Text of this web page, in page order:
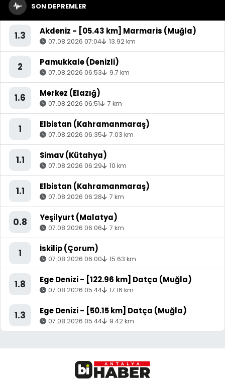
SON DEPREMLER
1.3 Akdeniz - [05.43 km] Marmaris (Muğla)
07.08.2026 07:04 13.92 km
2 Pamukkale (Denizli)
07.08.2026 06:53 9.7 km
1.6 Merkez (Elazığ)
07.08.2026 06:51 7 km
1 Elbistan (Kahramanmaraş)
07.08.2026 06:35 7.03 km
1.1 Simav (Kütahya)
07.08.2026 06:29 10 km
1.1 Elbistan (Kahramanmaraş)
07.08.2026 06:28 7 km
0.8 Yeşilyurt (Malatya)
07.08.2026 06:06 7 km
1 İskilip (Çorum)
07.08.2026 06:00 15.63 km
1.8 Ege Denizi - [122.96 km] Datça (Muğla)
07.08.2026 05:44 17.16 km
1.3 Ege Denizi - [50.15 km] Datça (Muğla)
07.08.2026 05:44 9.42 km